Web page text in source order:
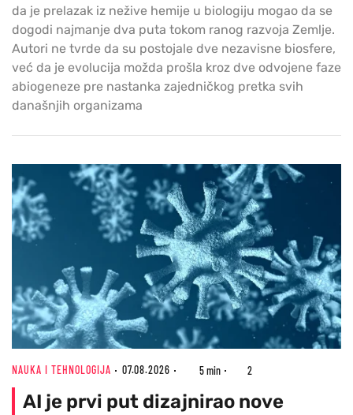
da je prelazak iz nežive hemije u biologiju mogao da se
dogodi najmanje dva puta tokom ranog razvoja Zemlje.
Autori ne tvrde da su postojale dve nezavisne biosfere,
već da je evolucija možda prošla kroz dve odvojene faze
abiogeneze pre nastanka zajedničkog pretka svih
današnjih organizama
NAUKA I TEHNOLOGIJA 07.08.2026 5 min 2
AI je prvi put dizajnirao nove